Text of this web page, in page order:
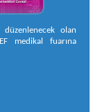
olan
medikal fuarına